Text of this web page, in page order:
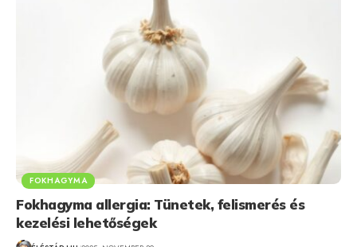
FOKHAGYMA
Fokhagyma allergia: Tünetek, felismerés és
kezelési lehetőségek